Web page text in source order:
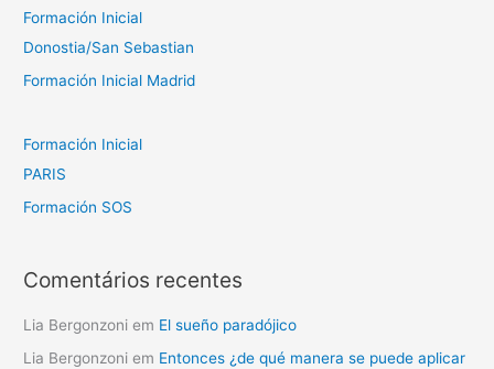
r
:
Formación Inicial
Donostia/San Sebastian
Formación Inicial Madrid
Formación Inicial
PARIS
Formación SOS
Comentários recentes
Lia Bergonzoni em El sueño paradójico
Lia Bergonzoni em Entonces ¿de qué manera se puede aplicar